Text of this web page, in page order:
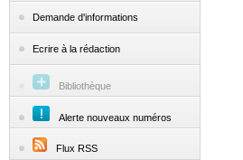
Demande d'informations
Ecrire à la rédaction
Bibliothèque
Alerte nouveaux numéros
Flux RSS